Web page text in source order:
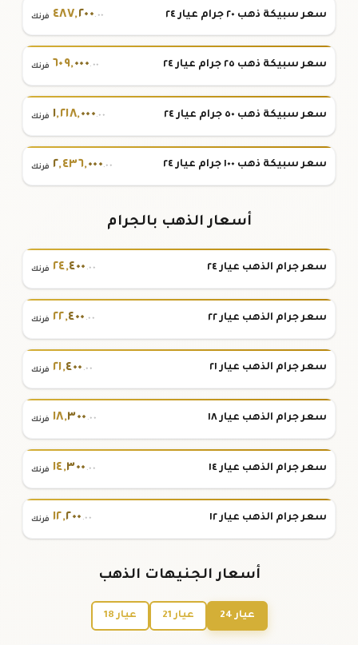
سعر سبيكة ذهب ٢٠ جرام عيار ٢٤ ٤٨٧,٢٠٠.٠٠ فرنك
سعر سبيكة ذهب ٢٥ جرام عيار ٢٤ ٦٠٩,٠٠٠.٠٠ فرنك
سعر سبيكة ذهب ٥٠ جرام عيار ٢٤ ١,٢١٨,٠٠٠.٠٠ فرنك
سعر سبيكة ذهب ١٠٠ جرام عيار ٢٤ ٢,٤٣٦,٠٠٠.٠٠ فرنك
أسعار الذهب بالجرام
سعر جرام الذهب عيار ٢٤ ٢٤,٤٠٠ .٠٠ فرنك
سعر جرام الذهب عيار ٢٢ ٢٢,٤٠٠ .٠٠ فرنك
سعر جرام الذهب عيار ٢١ ٢١,٤٠٠ .٠٠ فرنك
سعر جرام الذهب عيار ١٨ ١٨,٣٠٠ .٠٠ فرنك
سعر جرام الذهب عيار ١٤ ١٤,٣٠٠ .٠٠ فرنك
سعر جرام الذهب عيار ١٢ ١٢,٢٠٠ .٠٠ فرنك
أسعار الجنيهات الذهب
عيار 24 عيار 21 عيار 18